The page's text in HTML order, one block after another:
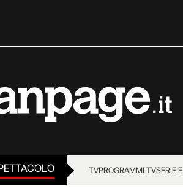
TVPROGRAMMI TVSERIE